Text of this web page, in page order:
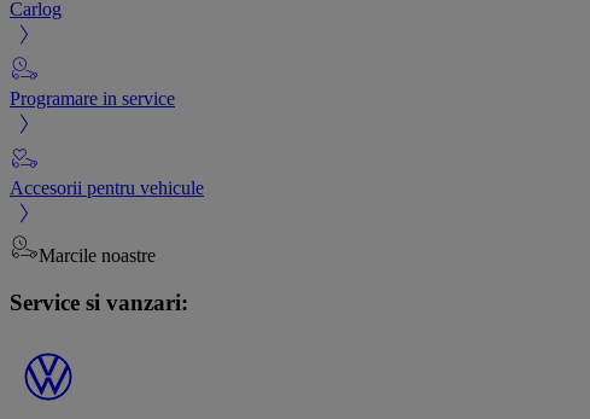
Carlog
Programare in service
Accesorii pentru vehicule
Marcile noastre
Service si vanzari: